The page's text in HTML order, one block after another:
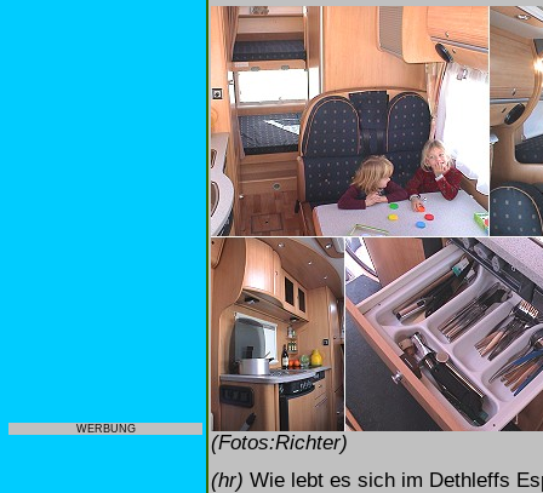
WERBUNG
(Fotos:Richter)
(hr) Wie lebt es sich im Dethleffs